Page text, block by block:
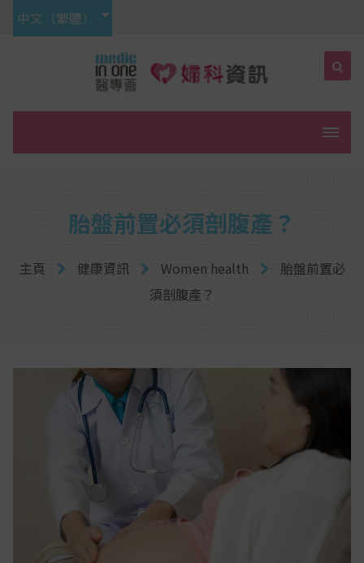
中文（繁體）
胎盤前置必須剖腹產？
主頁 健康資訊 Women health
胎盤前置必
須剖腹產？